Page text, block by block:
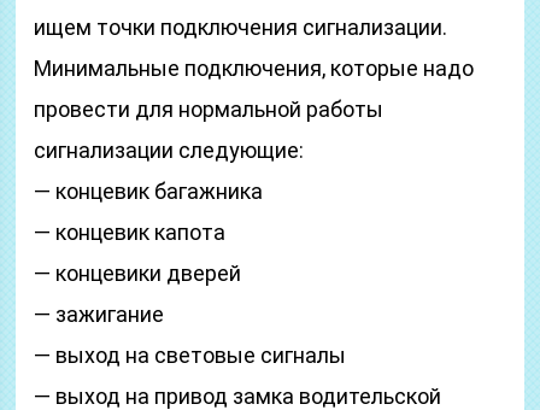
ищем точки подключения сигнализации.
Минимальные подключения, которые надо
провести для нормальной работы
сигнализации следующие:
— концевик багажника
— концевик капота
— концевики дверей
— зажигание
— выход на световые сигналы
— выход на привод замка водительской